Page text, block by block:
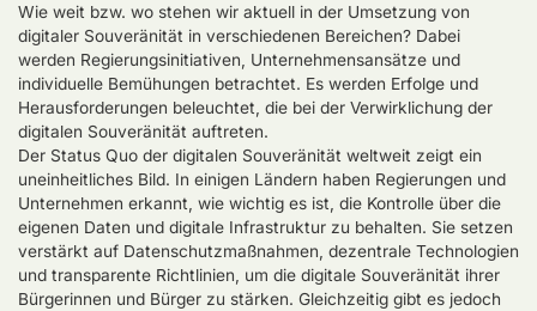
Wie weit bzw. wo stehen wir aktuell in der Umsetzung von
digitaler Souveränität in verschiedenen Bereichen? Dabei
werden Regierungsinitiativen, Unternehmensansätze und
individuelle Bemühungen betrachtet. Es werden Erfolge und
Herausforderungen beleuchtet, die bei der Verwirklichung der
digitalen Souveränität auftreten.
Der Status Quo der digitalen Souveränität weltweit zeigt ein
uneinheitliches Bild. In einigen Ländern haben Regierungen und
Unternehmen erkannt, wie wichtig es ist, die Kontrolle über die
eigenen Daten und digitale Infrastruktur zu behalten. Sie setzen
verstärkt auf Datenschutzmaßnahmen, dezentrale Technologien
und transparente Richtlinien, um die digitale Souveränität ihrer
Bürgerinnen und Bürger zu stärken. Gleichzeitig gibt es jedoch